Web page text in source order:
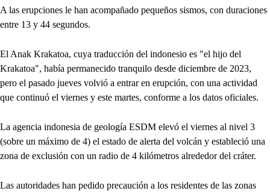
A las erupciones le han acompañado pequeños sismos, con duraciones
entre 13 y 44 segundos.
El Anak Krakatoa, cuya traducción del indonesio es "el hijo del
Krakatoa", había permanecido tranquilo desde diciembre de 2023,
pero el pasado jueves volvió a entrar en erupción, con una actividad
que continuó el viernes y este martes, conforme a los datos oficiales.
La agencia indonesia de geología ESDM elevó el viernes al nivel 3
(sobre un máximo de 4) el estado de alerta del volcán y estableció una
zona de exclusión con un radio de 4 kilómetros alrededor del cráter.
Las autoridades han pedido precaución a los residentes de las zonas